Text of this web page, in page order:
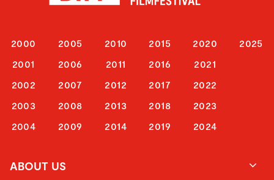
2000
2001
2002
2003
2004
2005
2006
2007
2008
2009
2010
2011
2012
2013
2014
2015
2016
2017
2018
2019
2020
2021
2022
2023
2024
2025
ABOUT US